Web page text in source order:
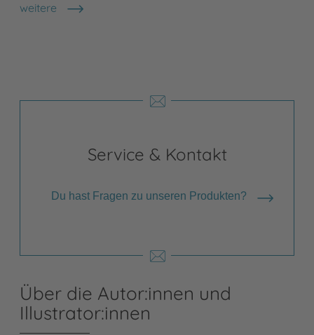
weitere
Shops anzeigen
Service & Kontakt
Du hast Fragen zu unseren Produkten?
Über die Autor:innen und
Illustrator:innen